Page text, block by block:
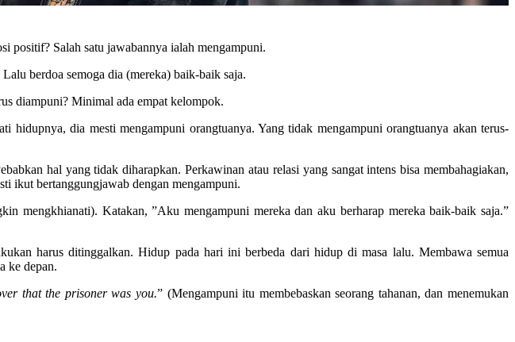
positif? Salah satu jawabannya ialah mengampuni.
berdoa semoga dia (mereka) baik-baik saja.
diampuni? Minimal ada empat kelompok.
dia mesti mengampuni orangtuanya. Yang tidak mengampuni orangtuanya akan terus-
hal yang tidak diharapkan. Perkawinan atau relasi yang sangat intens bisa membahagiakan,
ikut bertanggungjawab dengan mengampuni.
mengkhianati). Katakan, ”Aku mengampuni mereka dan aku berharap mereka baik-baik saja.”
harus ditinggalkan. Hidup pada hari ini berbeda dari hidup di masa lalu. Membawa semua
ke depan.
that the prisoner was you.” (Mengampuni itu membebaskan seorang tahanan, dan menemukan